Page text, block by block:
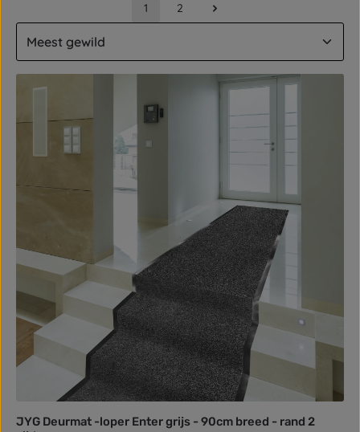
Pagina
1 Pagina
2
JYG Deurmat -loper Enter grijs - 90cm breed - rand 2